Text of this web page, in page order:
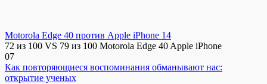
Motorola Edge 40 против Apple iPhone 14
72 из 100 VS 79 из 100 Motorola Edge 40 Apple iPhone
07
Как повторяющиеся воспоминания обманывают нас:
открытие ученых